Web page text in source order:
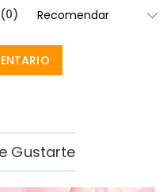
(0)
Gustarte